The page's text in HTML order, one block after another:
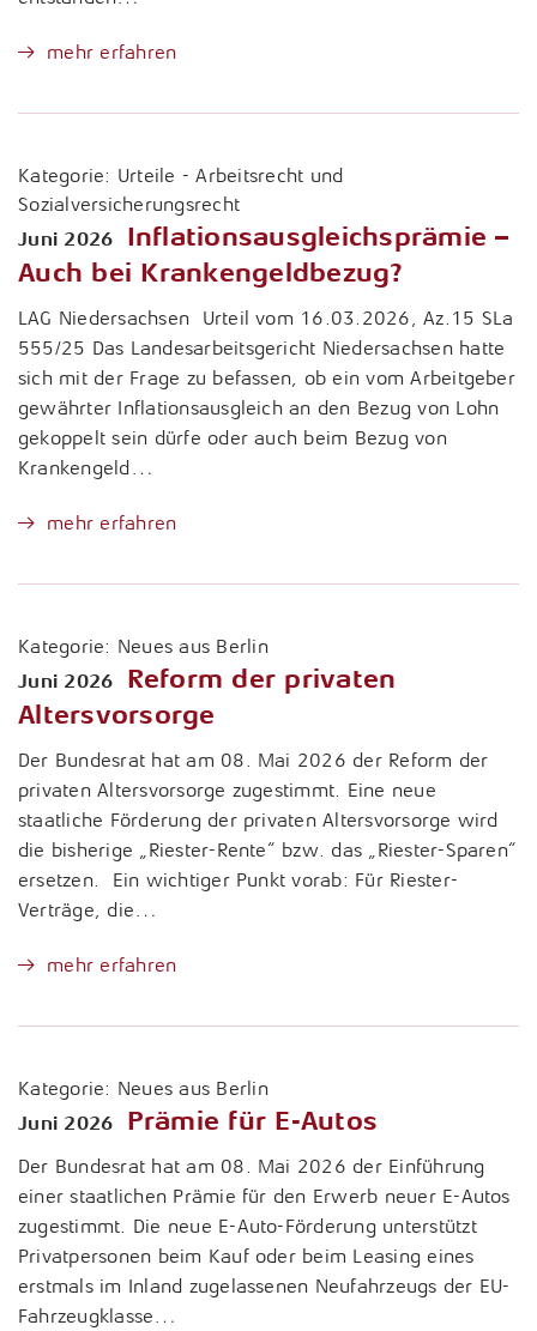
mehr erfahren
Kategorie: Urteile - Arbeitsrecht und
Sozialversicherungsrecht
Juni 2026
Inflationsausgleichsprämie –
Auch bei Krankengeldbezug?
LAG Niedersachsen Urteil vom 16.03.2026, Az.15 SLa
555/25 Das Landesarbeitsgericht Niedersachsen hatte
sich mit der Frage zu befassen, ob ein vom Arbeitgeber
gewährter Inflationsausgleich an den Bezug von Lohn
gekoppelt sein dürfe oder auch beim Bezug von
Krankengeld…
mehr erfahren
Kategorie: Neues aus Berlin
Juni 2026
Reform der privaten
Altersvorsorge
Der Bundesrat hat am 08. Mai 2026 der Reform der
privaten Altersvorsorge zugestimmt. Eine neue
staatliche Förderung der privaten Altersvorsorge wird
die bisherige „Riester-Rente“ bzw. das „Riester-Sparen“
ersetzen. Ein wichtiger Punkt vorab: Für Riester-
Verträge, die…
mehr erfahren
Kategorie: Neues aus Berlin
Juni 2026
Prämie für E-Autos
Der Bundesrat hat am 08. Mai 2026 der Einführung
einer staatlichen Prämie für den Erwerb neuer E-Autos
zugestimmt. Die neue E-Auto-Förderung unterstützt
Privatpersonen beim Kauf oder beim Leasing eines
erstmals im Inland zugelassenen Neufahrzeugs der EU-
Fahrzeugklasse…